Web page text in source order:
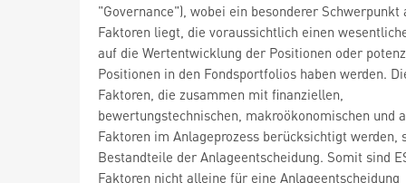
"Governance"), wobei ein besonderer Schwerpunkt
Faktoren liegt, die voraussichtlich einen
auf die Wertentwicklung der Positionen oder
Positionen in den Fondsportfolios haben werden.
Faktoren, die zusammen mit finanziellen,
bewertungstechnischen, makroökonomischen und
Faktoren im Anlageprozess berücksichtigt werden,
Bestandteile der Anlageentscheidung. Somit sind
Faktoren nicht alleine für eine Anlageentscheidung